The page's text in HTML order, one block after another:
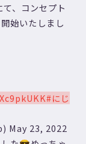
、コンセプト
始いたしまし
#にじ
May 23, 2022